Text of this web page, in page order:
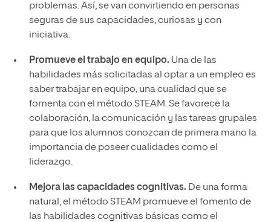
problemas. Así, se van convirtiendo en personas
seguras de sus capacidades, curiosas y con
iniciativa.
Promueve el trabajo en equipo. Una de las
habilidades más solicitadas al optar a un empleo es
saber trabajar en equipo, una cualidad que se
fomenta con el método STEAM. Se favorece la
colaboración, la comunicación y las tareas grupales
para que los alumnos conozcan de primera mano la
importancia de poseer cualidades como el
liderazgo.
Mejora las capacidades cognitivas. De una forma
natural, el método STEAM promueve el fomento de
las habilidades cognitivas básicas como el